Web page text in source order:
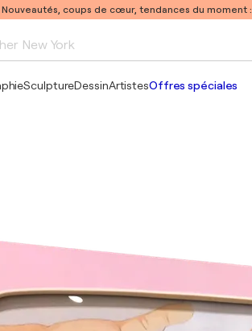
Nouveautés, coups de cœur, tendances du moment :
New York
SculptureDessinArtistesOffres spéciales